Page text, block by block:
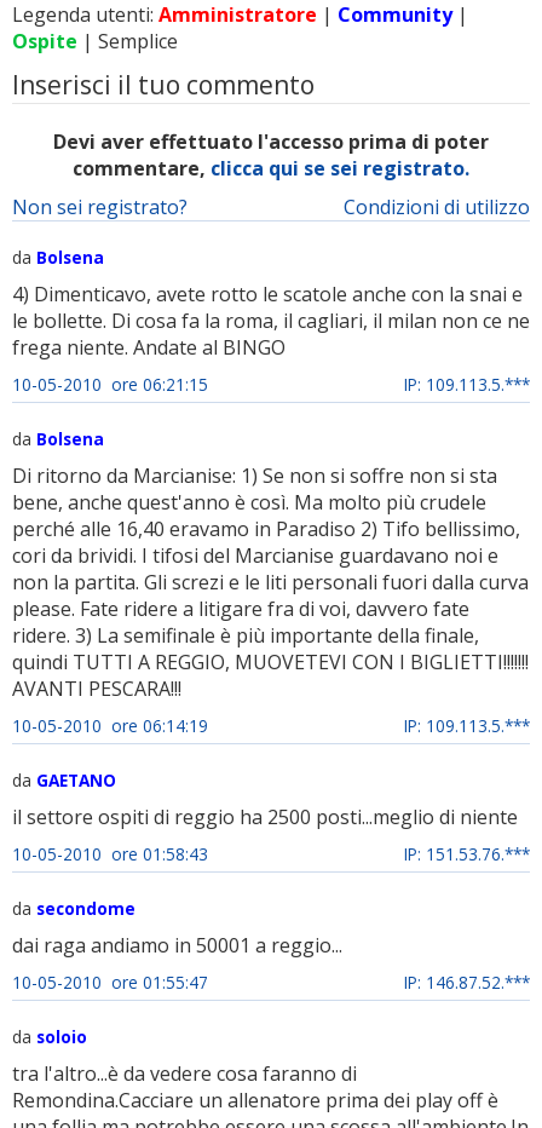
Legenda utenti: Amministratore | Community|
Ospite | Semplice
Inserisci il tuo commento
Devi aver effettuato l'accesso prima di poter
commentare, clicca qui se sei registrato.
Condizioni di utilizzo
Non sei registrato?
da Bolsena
4) Dimenticavo, avete rotto le scatole anche con la snai e
le bollette. Di cosa fa la roma, il cagliari, il milan non ce ne
frega niente. Andate al BINGO
10-05-2010 ore 06:21:15 IP: 109.113.5.***
da Bolsena
Di ritorno da Marcianise: 1) Se non si soffre non si sta
bene, anche quest'anno è così. Ma molto più crudele
perché alle 16,40 eravamo in Paradiso 2) Tifo bellissimo,
cori da brividi. I tifosi del Marcianise guardavano noi e
non la partita. Gli screzi e le liti personali fuori dalla curva
please. Fate ridere a litigare fra di voi, davvero fate
ridere. 3) La semifinale è più importante della finale,
quindi TUTTI A REGGIO, MUOVETEVI CON I BIGLIETTI!!!!!!!
AVANTI PESCARA!!!
10-05-2010 ore 06:14:19 IP: 109.113.5.***
da GAETANO
il settore ospiti di reggio ha 2500 posti...meglio di niente
10-05-2010 ore 01:58:43 IP: 151.53.76.***
da secondome
dai raga andiamo in 50001 a reggio...
10-05-2010 ore 01:55:47 IP: 146.87.52.***
da soloio
tra l'altro...è da vedere cosa faranno di
Remondina.Cacciare un allenatore prima dei play off è